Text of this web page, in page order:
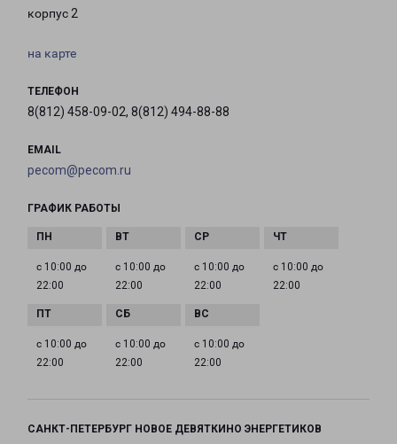
корпус 2
на карте
ТЕЛЕФОН
8(812) 458-09-02, 8(812) 494-88-88
EMAIL
pecom@pecom.ru
ГРАФИК РАБОТЫ
с 10:00 до
22:00
с 10:00 до
22:00
с 10:00 до
22:00
с 10:00 до
22:00
с 10:00 до
22:00
с 10:00 до
22:00
с 10:00 до
22:00
САНКТ-ПЕТЕРБУРГ НОВОЕ ДЕВЯТКИНО ЭНЕРГЕТИКОВ